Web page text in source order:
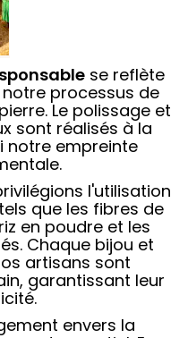
se reflète
processus de
Le polissage et
sont réalisés à la
notre empreinte
l'utilisation
que les fibres de
en poudre et les
Chaque bijou et
artisans sont
garantissant leur
envers la